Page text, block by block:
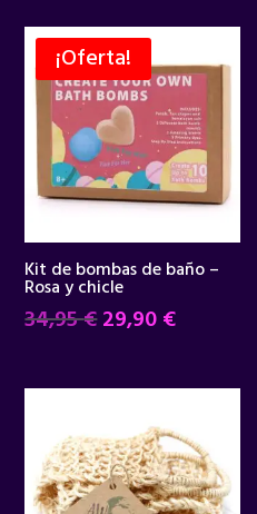
¡Oferta!
Kit de bombas de baño –
Rosa y chicle
34,95€El
34,95 €.
29,90€El
29,90 €.